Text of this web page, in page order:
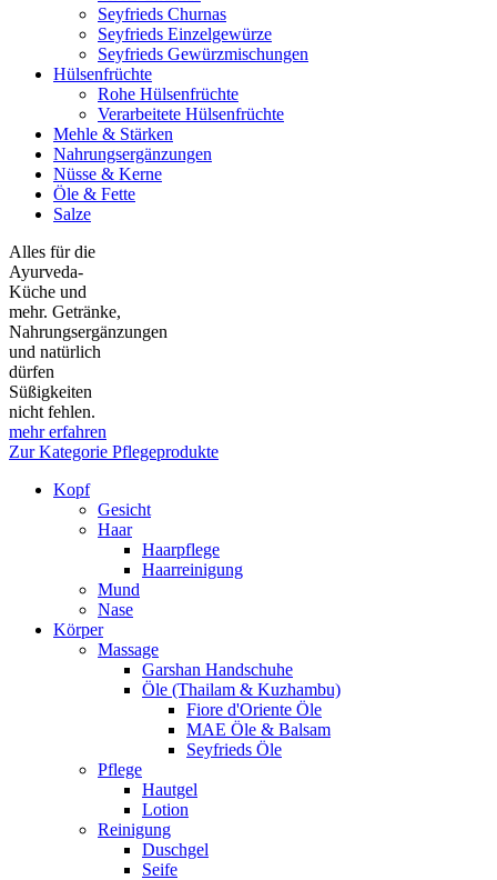
Seyfrieds Churnas
Seyfrieds Einzelgewürze
Seyfrieds Gewürzmischungen
Hülsenfrüchte
Rohe Hülsenfrüchte
Verarbeitete Hülsenfrüchte
Mehle & Stärken
Nahrungsergänzungen
Nüsse & Kerne
Öle & Fette
Salze
Alles für die
Ayurveda-
Küche und
mehr. Getränke,
Nahrungsergänzungen
und natürlich
dürfen
Süßigkeiten
nicht fehlen.
mehr erfahren
Zur Kategorie Pflegeprodukte
Kopf
Gesicht
Haar
Haarpflege
Haarreinigung
Mund
Nase
Körper
Massage
Garshan Handschuhe
Öle (Thailam & Kuzhambu)
Fiore d'Oriente Öle
MAE Öle & Balsam
Seyfrieds Öle
Pflege
Hautgel
Lotion
Reinigung
Duschgel
Seife